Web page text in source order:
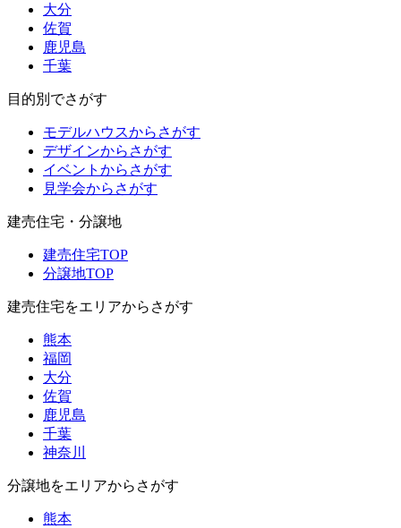
大分
佐賀
鹿児島
千葉
目的別でさがす
モデルハウスからさがす
デザインからさがす
イベントからさがす
見学会からさがす
建売住宅・分譲地
建売住宅TOP
分譲地TOP
建売住宅をエリアからさがす
熊本
福岡
大分
佐賀
鹿児島
千葉
神奈川
分譲地をエリアからさがす
熊本